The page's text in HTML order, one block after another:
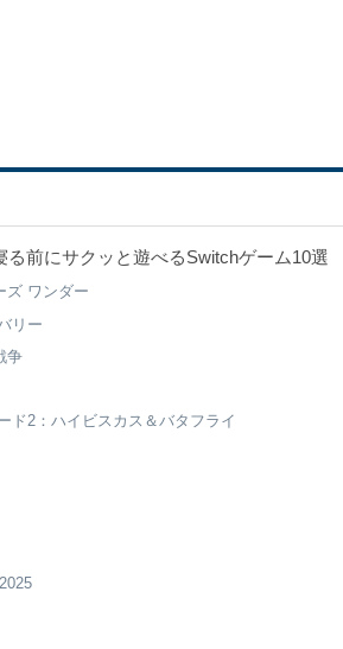
る前にサクッと遊べるSwitchゲーム10選
ズ ワンダー
リー
争
ド2：ハイビスカス＆バタフライ